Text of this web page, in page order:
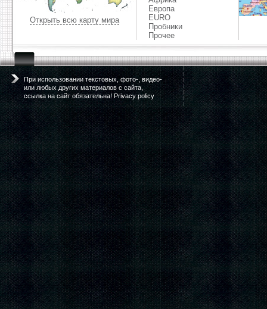
Открыть всю карту мира
Европа
EURO
Пробники
Прочее
При использовании текстовых, фото-, видео-
или любых других материалов с сайта,
ссылка на сайт обязательна! Privacy policy